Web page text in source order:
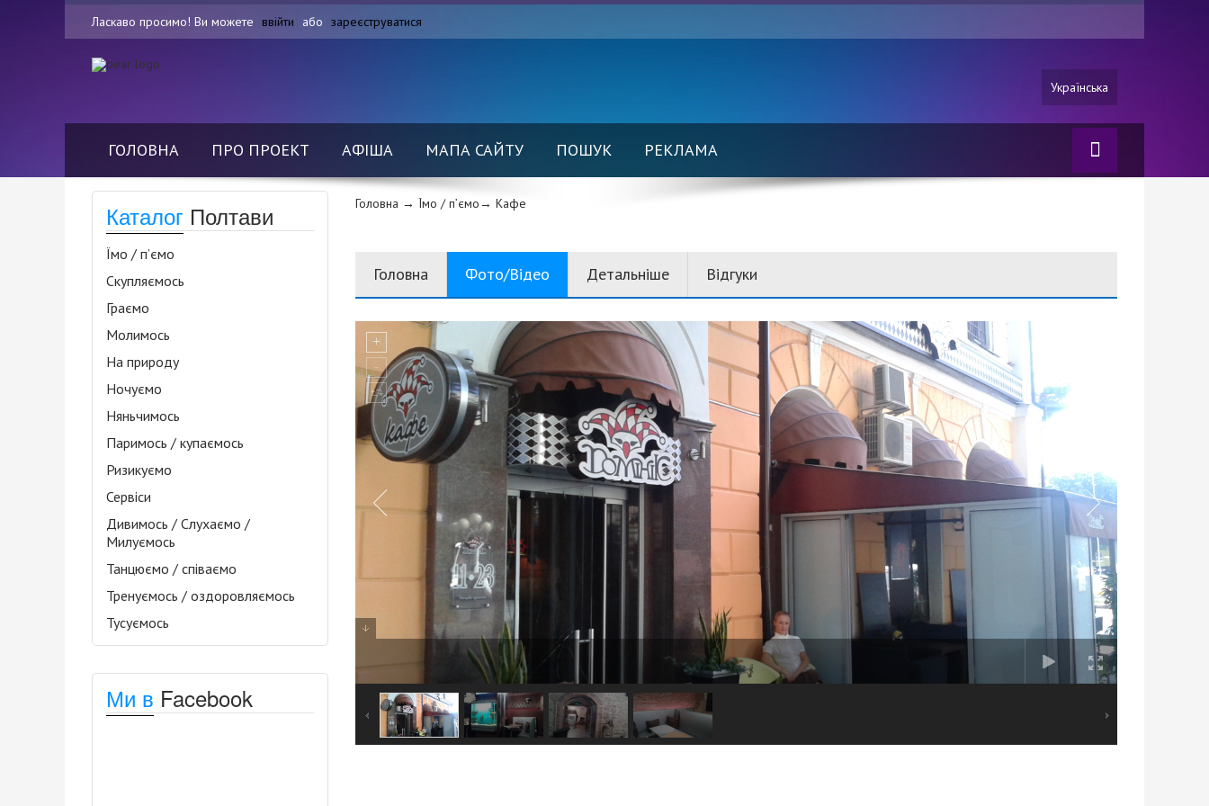
Ласкаво просимо! Ви можете ввійти або зареєструватися
Українська
ГОЛОВНА ПРО ПРОЕКТ АФІША МАПА САЙТУ ПОШУК РЕКЛАМА
Каталог Полтави
Їмо / п’ємо
Скупляємось
Граємо
Молимось
На природу
Ночуємо
Няньчимось
Паримось / купаємось
Ризикуємо
Сервіси
Дивимось / Слухаємо /
Милуємось
Танцюємо / співаємо
Тренуємось / оздоровляємось
Тусуємось
Ми в Facebook
Головна → Їмо / п’ємо→ Кафе
Головна Фото/Відео Детальніше Відгуки